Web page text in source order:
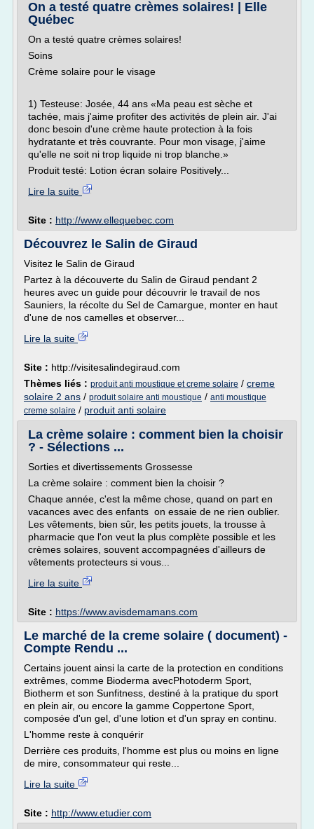
On a testé quatre crèmes solaires! | Elle
Québec
On a testé quatre crèmes solaires!
Soins
Crème solaire pour le visage
1) Testeuse: Josée, 44 ans «Ma peau est sèche et
tachée, mais j'aime profiter des activités de plein air. J'ai
donc besoin d'une crème haute protection à la fois
hydratante et très couvrante. Pour mon visage, j'aime
qu'elle ne soit ni trop liquide ni trop blanche.»
Produit testé: Lotion écran solaire Positively...
Lire la suite
Site : http://www.ellequebec.com
Découvrez le Salin de Giraud
Visitez le Salin de Giraud
Partez à la découverte du Salin de Giraud pendant 2
heures avec un guide pour découvrir le travail de nos
Sauniers, la récolte du Sel de Camargue, monter en haut
d'une de nos camelles et observer...
Lire la suite
Site : http://visitesalindegiraud.com
Thèmes liés : produit anti moustique et creme solaire / creme
solaire 2 ans / produit solaire anti moustique / anti moustique
creme solaire / produit anti solaire
La crème solaire : comment bien la choisir
? - Sélections ...
Sorties et divertissements Grossesse
La crème solaire : comment bien la choisir ?
Chaque année, c'est la même chose, quand on part en
vacances avec des enfants on essaie de ne rien oublier.
Les vêtements, bien sûr, les petits jouets, la trousse à
pharmacie que l'on veut la plus complète possible et les
crèmes solaires, souvent accompagnées d'ailleurs de
vêtements protecteurs si vous...
Lire la suite
Site : https://www.avisdemamans.com
Le marché de la creme solaire ( document) -
Compte Rendu ...
Certains jouent ainsi la carte de la protection en conditions
extrêmes, comme Bioderma avecPhotoderm Sport,
Biotherm et son Sunfitness, destiné à la pratique du sport
en plein air, ou encore la gamme Coppertone Sport,
composée d'un gel, d'une lotion et d'un spray en continu.
L'homme reste à conquérir
Derrière ces produits, l'homme est plus ou moins en ligne
de mire, consommateur qui reste...
Lire la suite
Site : http://www.etudier.com